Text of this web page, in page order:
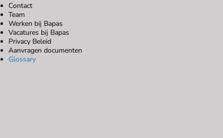
Contact
Team
Werken bij Bapas
Vacatures bij Bapas
Privacy Beleid
Aanvragen documenten
Glossary